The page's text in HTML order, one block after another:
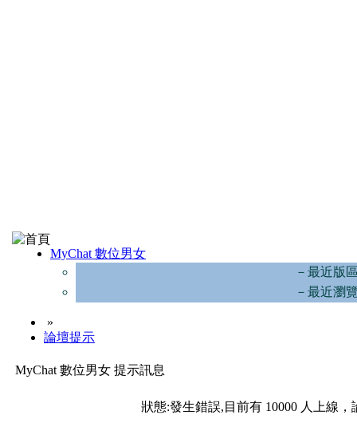
MyChat 數位男女
－最近版
－最近瀏
»
論壇提示
MyChat 數位男女 提示訊息
狀態:發生錯誤,目前有 10000 人上線